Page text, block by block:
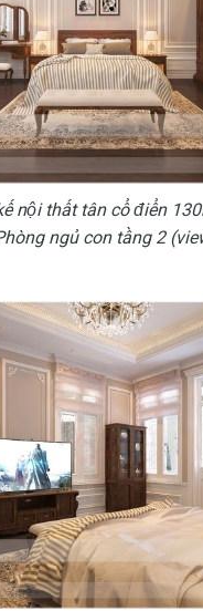
nội thất tân cổ điển
ngủ con tầng 2